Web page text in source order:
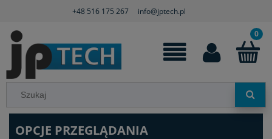
+48 516 175 267 info@jptech.pl
OPCJE PRZEGLĄDANIA